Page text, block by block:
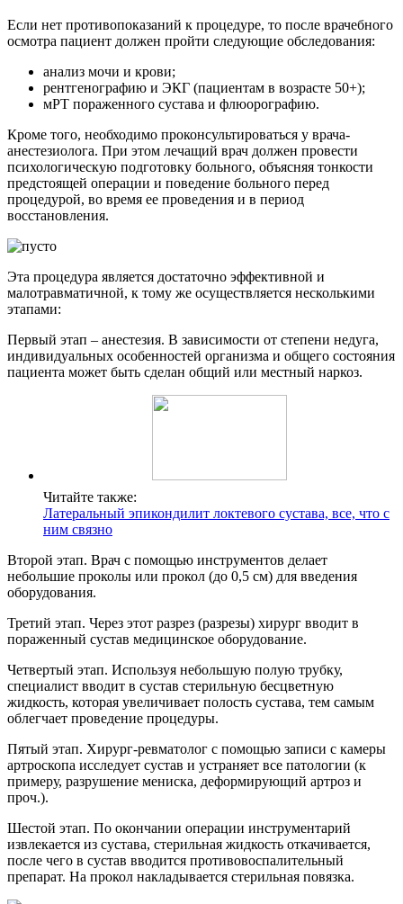
Если нет противопоказаний к процедуре, то после врачебного
осмотра пациент должен пройти следующие обследования:
анализ мочи и крови;
рентгенографию и ЭКГ (пациентам в возрасте 50+);
мРТ пораженного сустава и флюорографию.
Кроме того, необходимо проконсультироваться у врача-
анестезиолога. При этом лечащий врач должен провести
психологическую подготовку больного, объясняя тонкости
предстоящей операции и поведение больного перед
процедурой, во время ее проведения и в период
восстановления.
Эта процедура является достаточно эффективной и
малотравматичной, к тому же осуществляется несколькими
этапами:
Первый этап – анестезия. В зависимости от степени недуга,
индивидуальных особенностей организма и общего состояния
пациента может быть сделан общий или местный наркоз.
Читайте также:
Латеральный эпикондилит локтевого сустава, все, что с
ним связно
Второй этап. Врач с помощью инструментов делает
небольшие проколы или прокол (до 0,5 см) для введения
оборудования.
Третий этап. Через этот разрез (разрезы) хирург вводит в
пораженный сустав медицинское оборудование.
Четвертый этап. Используя небольшую полую трубку,
специалист вводит в сустав стерильную бесцветную
жидкость, которая увеличивает полость сустава, тем самым
облегчает проведение процедуры.
Пятый этап. Хирург-ревматолог с помощью записи с камеры
артроскопа исследует сустав и устраняет все патологии (к
примеру, разрушение мениска, деформирующий артроз и
проч.).
Шестой этап. По окончании операции инструментарий
извлекается из сустава, стерильная жидкость откачивается,
после чего в сустав вводится противовоспалительный
препарат. На прокол накладывается стерильная повязка.